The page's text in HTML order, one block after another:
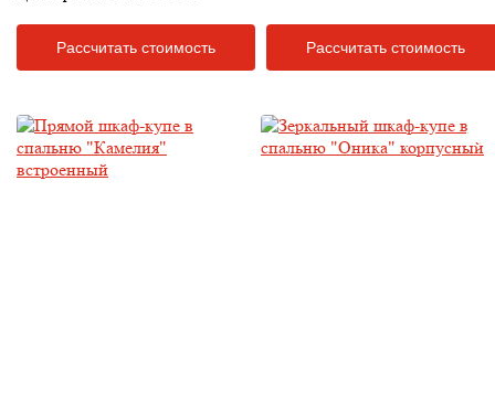
Рассчитать стоимость Рассчитать стоимость